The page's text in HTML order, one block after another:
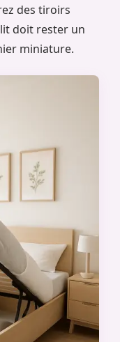
des tiroirs
doit rester un
miniature.